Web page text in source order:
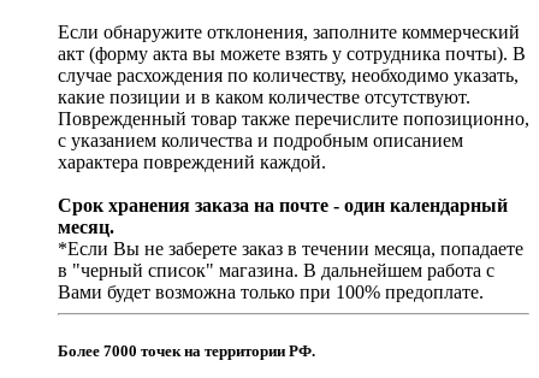
Если обнаружите отклонения, заполните коммерческий
акт (форму акта вы можете взять у сотрудника почты). В
случае расхождения по количеству, необходимо указать,
какие позиции и в каком количестве отсутствуют.
Поврежденный товар также перечислите попозиционно,
с указанием количества и подробным описанием
характера повреждений каждой.
Срок хранения заказа на почте - один календарный
месяц.
*Если Вы не заберете заказ в течении месяца, попадаете
в "черный список" магазина. В дальнейшем работа с
Вами будет возможна только при 100% предоплате.
Более 7000 точек на территории РФ.